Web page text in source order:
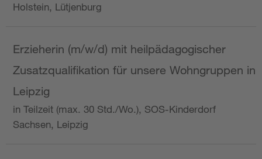
Holstein, Lütjenburg
Erzieherin (m/w/d) mit heilpädagogischer
Zusatzqualifikation für unsere Wohngruppen in
Leipzig
in Teilzeit (max. 30 Std./Wo.), SOS-Kinderdorf
Sachsen, Leipzig